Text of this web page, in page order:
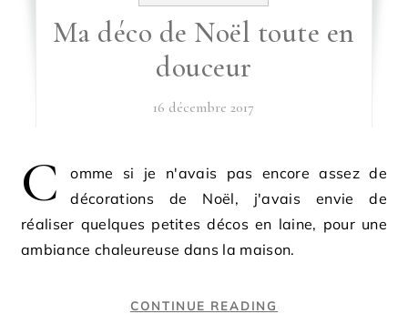
Ma déco de Noël toute en
douceur
16 décembre 2017
C
omme si je n'avais pas encore assez de
décorations de Noël, j'avais envie de
réaliser quelques petites décos en laine, pour une
ambiance chaleureuse dans la maison.
CONTINUE READING